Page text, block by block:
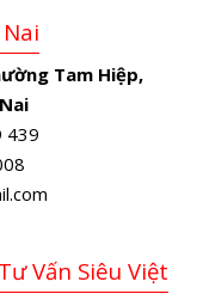
Tam Hiệp,
439
Vấn Siêu Việt